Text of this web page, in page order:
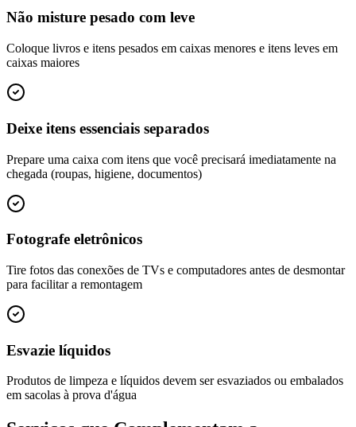
Não misture pesado com leve
Coloque livros e itens pesados em caixas menores e itens leves em
caixas maiores
Deixe itens essenciais separados
Prepare uma caixa com itens que você precisará imediatamente na
chegada (roupas, higiene, documentos)
Fotografe eletrônicos
Tire fotos das conexões de TVs e computadores antes de desmontar
para facilitar a remontagem
Esvazie líquidos
Produtos de limpeza e líquidos devem ser esvaziados ou embalados
em sacolas à prova d'água